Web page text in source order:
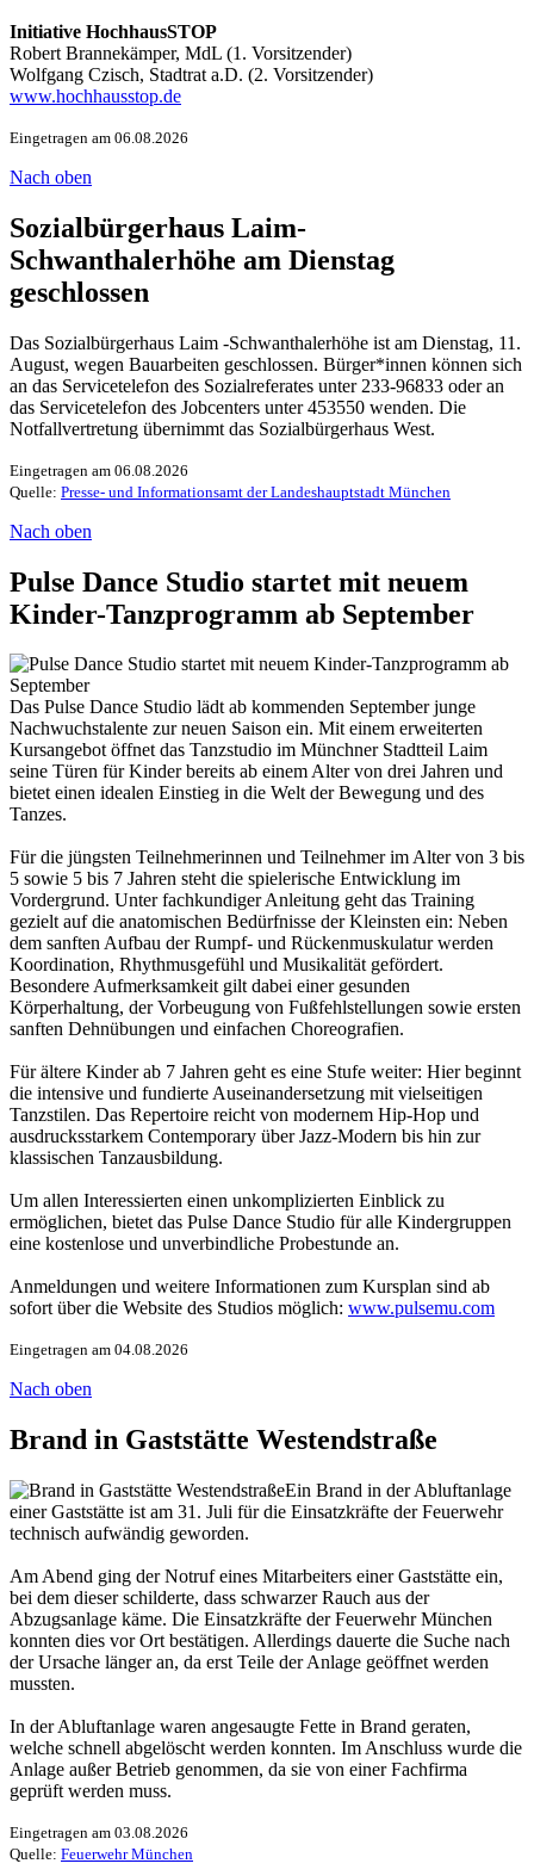
Initiative HochhausSTOP
Robert Brannekämper, MdL (1. Vorsitzender)
Wolfgang Czisch, Stadtrat a.D. (2. Vorsitzender)
www.hochhausstop.de
Eingetragen am 06.08.2026
Nach oben
Sozialbürgerhaus Laim-
Schwanthalerhöhe am Dienstag
geschlossen
Das Sozialbürgerhaus Laim -Schwanthalerhöhe ist am Dienstag, 11.
August, wegen Bauarbeiten geschlossen. Bürger*innen können sich
an das Servicetelefon des Sozialreferates unter 233-96833 oder an
das Servicetelefon des Jobcenters unter 453550 wenden. Die
Notfallvertretung übernimmt das Sozialbürgerhaus West.
Eingetragen am 06.08.2026
Quelle: Presse- und Informationsamt der Landeshauptstadt München
Nach oben
Pulse Dance Studio startet mit neuem
Kinder-Tanzprogramm ab September
Das Pulse Dance Studio lädt ab kommenden September junge
Nachwuchstalente zur neuen Saison ein. Mit einem erweiterten
Kursangebot öffnet das Tanzstudio im Münchner Stadtteil Laim
seine Türen für Kinder bereits ab einem Alter von drei Jahren und
bietet einen idealen Einstieg in die Welt der Bewegung und des
Tanzes.
Für die jüngsten Teilnehmerinnen und Teilnehmer im Alter von 3 bis
5 sowie 5 bis 7 Jahren steht die spielerische Entwicklung im
Vordergrund. Unter fachkundiger Anleitung geht das Training
gezielt auf die anatomischen Bedürfnisse der Kleinsten ein: Neben
dem sanften Aufbau der Rumpf- und Rückenmuskulatur werden
Koordination, Rhythmusgefühl und Musikalität gefördert.
Besondere Aufmerksamkeit gilt dabei einer gesunden
Körperhaltung, der Vorbeugung von Fußfehlstellungen sowie ersten
sanften Dehnübungen und einfachen Choreografien.
Für ältere Kinder ab 7 Jahren geht es eine Stufe weiter: Hier beginnt
die intensive und fundierte Auseinandersetzung mit vielseitigen
Tanzstilen. Das Repertoire reicht von modernem Hip-Hop und
ausdrucksstarkem Contemporary über Jazz-Modern bis hin zur
klassischen Tanzausbildung.
Um allen Interessierten einen unkomplizierten Einblick zu
ermöglichen, bietet das Pulse Dance Studio für alle Kindergruppen
eine kostenlose und unverbindliche Probestunde an.
Anmeldungen und weitere Informationen zum Kursplan sind ab
sofort über die Website des Studios möglich: www.pulsemu.com
Eingetragen am 04.08.2026
Nach oben
Brand in Gaststätte Westendstraße
Ein Brand in der Abluftanlage
einer Gaststätte ist am 31. Juli für die Einsatzkräfte der Feuerwehr
technisch aufwändig geworden.
Am Abend ging der Notruf eines Mitarbeiters einer Gaststätte ein,
bei dem dieser schilderte, dass schwarzer Rauch aus der
Abzugsanlage käme. Die Einsatzkräfte der Feuerwehr München
konnten dies vor Ort bestätigen. Allerdings dauerte die Suche nach
der Ursache länger an, da erst Teile der Anlage geöffnet werden
mussten.
In der Abluftanlage waren angesaugte Fette in Brand geraten,
welche schnell abgelöscht werden konnten. Im Anschluss wurde die
Anlage außer Betrieb genommen, da sie von einer Fachfirma
geprüft werden muss.
Eingetragen am 03.08.2026
Quelle: Feuerwehr München